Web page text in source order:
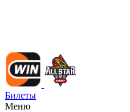
Билеты
Меню